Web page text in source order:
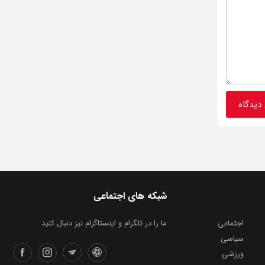
شبکه های اجتماعی
ما را در تلگرام و اینستاگرام نیز دنبال کنید
اجتماعی
سیاسی
ورزشی